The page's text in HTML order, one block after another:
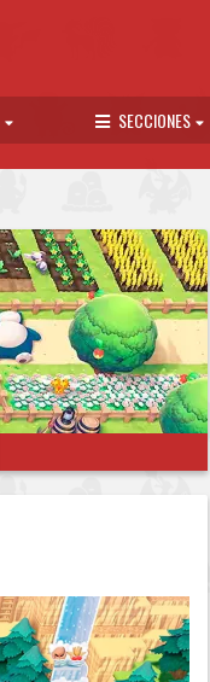
SECCIONES